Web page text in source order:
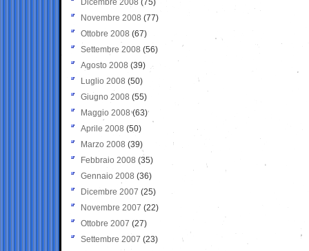
Dicembre 2008 (75)
Novembre 2008 (77)
Ottobre 2008 (67)
Settembre 2008 (56)
Agosto 2008 (39)
Luglio 2008 (50)
Giugno 2008 (55)
Maggio 2008(63)
Aprile 2008 (50)
Marzo 2008 (39)
Febbraio 2008 (35)
Gennaio 2008 (36)
Dicembre 2007 (25)
Novembre 2007 (22)
Ottobre 2007 (27)
Settembre 2007 (23)